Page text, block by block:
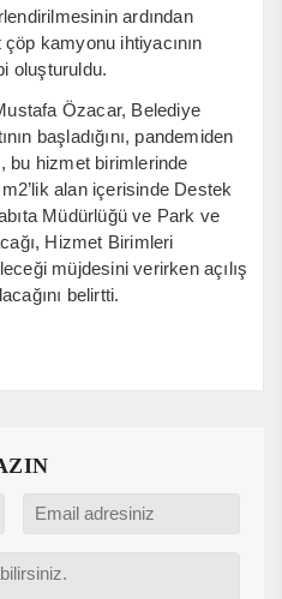
ardından
kamyonu ihtiyacının
oluşturuldu.
Özacar, Belediye
başladığını, pandemiden
bu hizmet birimlerinde
alan içerisinde Destek
Müdürlüğü ve Park ve
Hizmet Birimleri
müjdesini verirken açılış
belirtti.